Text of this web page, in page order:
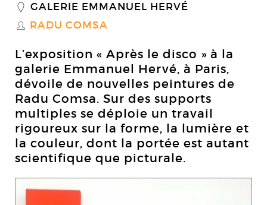
_ GALERIE EMMANUEL HERVÉ
S RADU COMSA
L’exposition « Après le disco » à la
galerie Emmanuel Hervé, à Paris,
dévoile de nouvelles peintures de
Radu Comsa. Sur des supports
multiples se déploie un travail
rigoureux sur la forme, la lumière et
la couleur, dont la portée est autant
scientifique que picturale.